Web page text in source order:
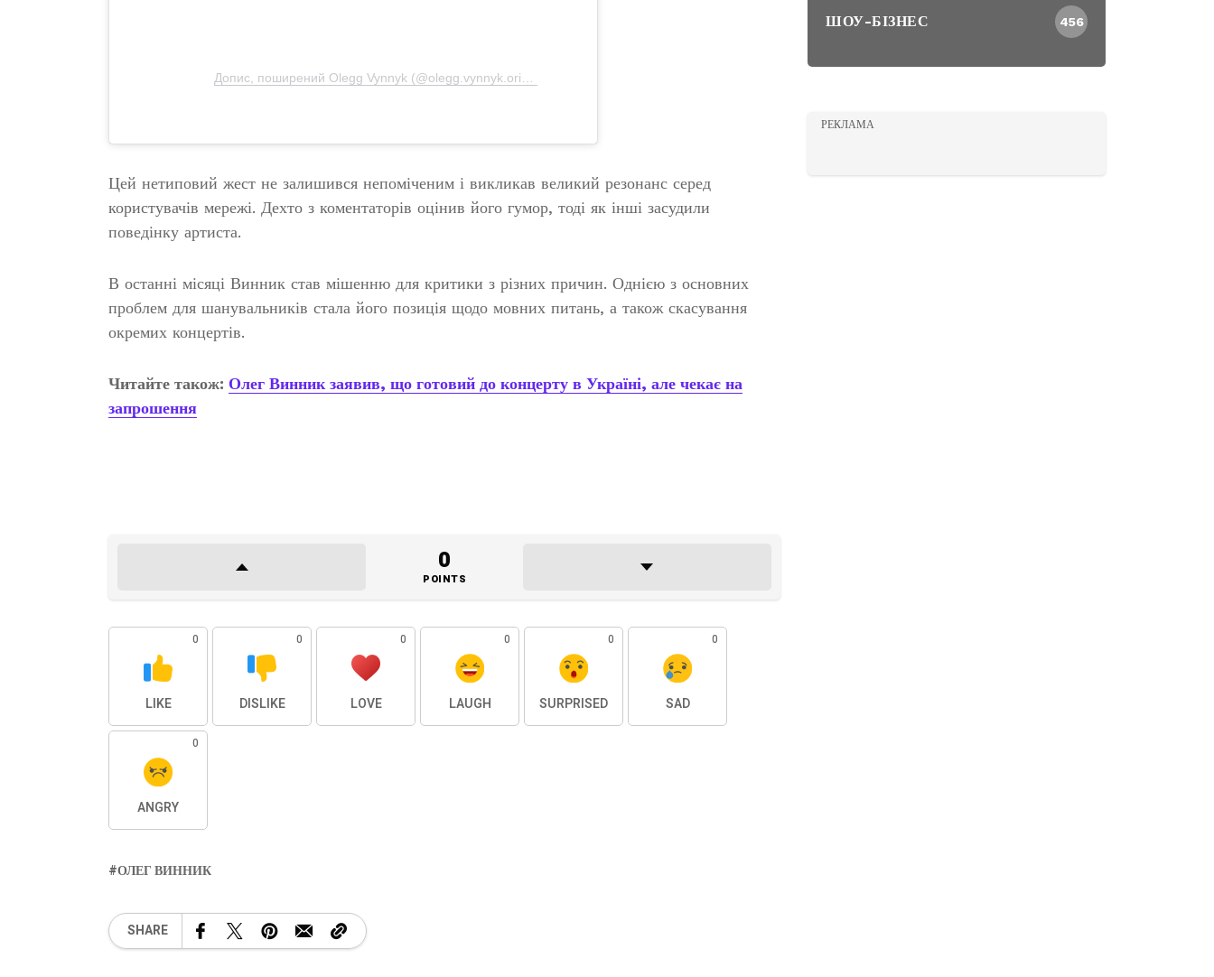
Цей нетиповий жест не залишився непоміченим і викликав великий резонанс серед
користувачів мережі. Дехто з коментаторів оцінив його гумор, тоді як інші засудили
поведінку артиста.
В останні місяці Винник став мішенню для критики з різних причин. Однією з основних
проблем для шанувальників стала його позиція щодо мовних питань, а також скасування
окремих концертів.
Читайте також: Олег Винник заявив, що готовий до концерту в Україні, але чекає на
запрошення
0
POINTS
0
LIKE
0
DISLIKE
0
LOVE
0
LAUGH
0
SURPRISED
0
SAD
0
ANGRY
ОЛЕГ ВИННИК
SHARE
ШОУ-БІЗНЕС 456
РЕКЛАМА